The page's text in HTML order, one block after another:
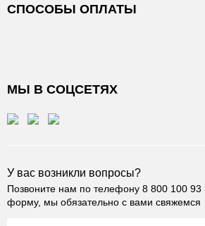
СПОСОБЫ ОПЛАТЫ
МЫ В СОЦСЕТЯХ
У вас возникли вопросы?
Позвоните нам по телефону 8 800 100 93
форму, мы обязательно с вами свяжемся